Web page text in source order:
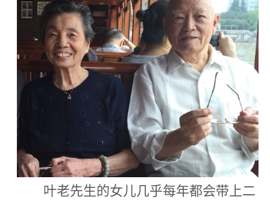
叶老先生的女儿几乎每年都会带上二